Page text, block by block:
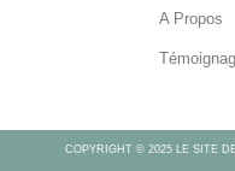
A Propos
COPYRIGHT © 2025 LE SITE